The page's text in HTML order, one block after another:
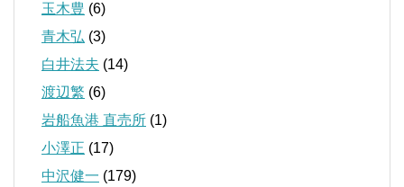
玉木豊 (6)
青木弘 (3)
白井法夫 (14)
渡辺繁 (6)
岩船魚港 直売所 (1)
小澤正 (17)
中沢健一 (179)